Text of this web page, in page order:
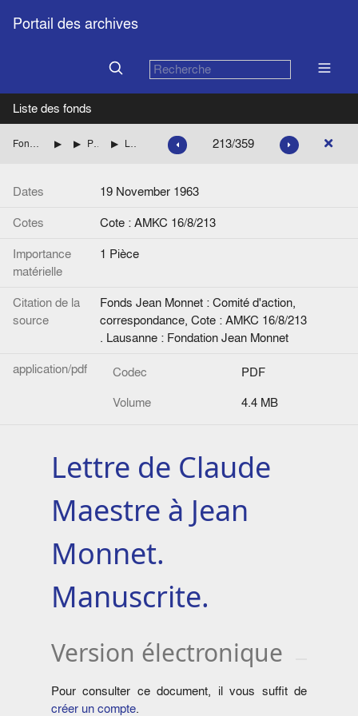
Portail des archives
Liste des fonds
Fonds Jean Monnet : Comité d'action, correspondance FRANCE : DIVERS
Personnalités dont les noms commencent par LE à MA Lettre de Claude Maestre à Jean Monnet. Manuscrite. 213/359
Dates
19 November 1963
Cotes
Cote : AMKC 16/8/213
Importance
matérielle
1 Pièce
Citation de la
source
Fonds Jean Monnet : Comité d'action,
correspondance, Cote : AMKC 16/8/213
. Lausanne : Fondation Jean Monnet
application/pdf
Codec
PDF
Volume
4.4 MB
Lettre de Claude
Maestre à Jean
Monnet.
Manuscrite.
Version électronique
Pour consulter ce document, il vous suffit de
créer un compte.